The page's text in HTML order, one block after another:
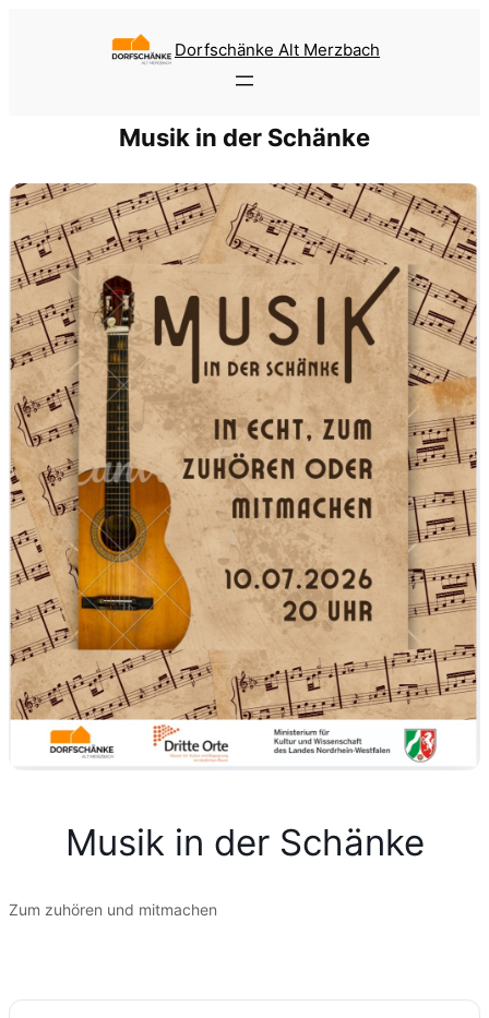
Dorfschänke Alt Merzbach
Musik in der Schänke
Musik in der Schänke
Zum zuhören und mitmachen